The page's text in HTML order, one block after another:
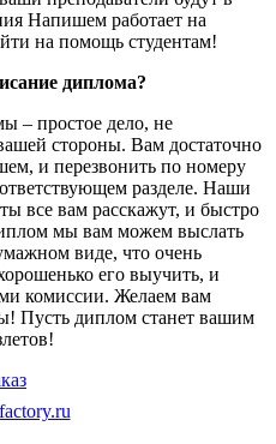
Напишем работает на
на помощь студентам!
диплома?
– простое дело, не
стороны. Вам достаточно
и перезвонить по номеру
разделе. Наши
все вам расскажут, и быстро
мы вам можем выслать
виде, что очень
его выучить, и
комиссии. Желаем вам
Пусть диплом станет вашим